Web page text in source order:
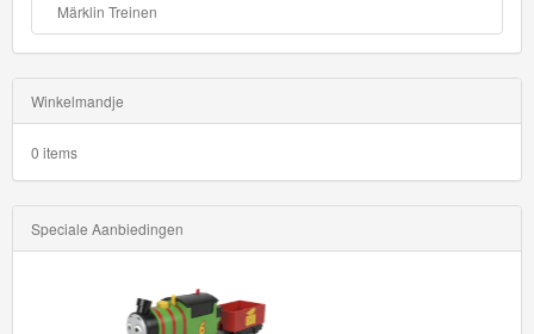
Märklin Treinen
Winkelmandje
0 items
Speciale Aanbiedingen